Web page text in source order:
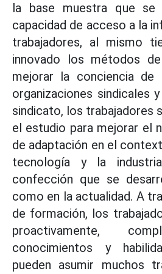
la base muestra que
capacidad de acceso a la
trabajadores, al mismo
innovado los métodos
mejorar la conciencia de
organizaciones sindicales
sindicato, los trabajadores
el estudio para mejorar el
de adaptación en el
tecnología y la
confección que se
como en la actualidad. A
de formación, los
proactivamente,
conocimientos y
pueden asumir muchos